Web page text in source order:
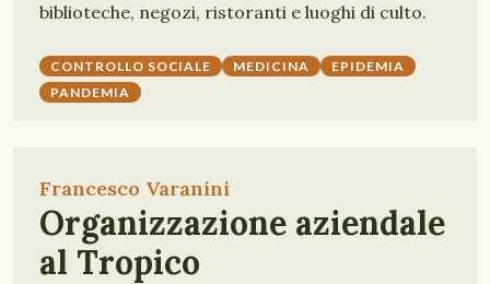
biblioteche, negozi, ristoranti e luoghi di culto.
CONTROLLO SOCIALE MEDICINA
EPIDEMIA
PANDEMIA
Francesco Varanini
Organizzazione aziendale
al Tropico